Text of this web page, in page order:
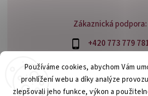
Používáme cookies, abychom Vám
prohlížení webu a díky analýze
zlepšovali jeho funkce, výkon a
Zákaznická podpora:
+420 773 779